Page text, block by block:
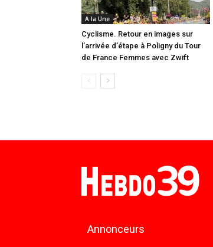
A la Une
Cyclisme. Retour en images sur
l’arrivée d’étape à Poligny du Tour
de France Femmes avec Zwift